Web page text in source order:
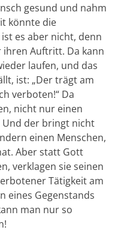
gesund und nahm
könnte die
es aber nicht, denn
ihren Auftritt. Da kann
laufen, und das
ist: „Der trägt am
verbo­ten!“ Da
nicht nur einen
Und der bringt nicht
einen Menschen,
Aber statt Gott
verklagen sie seinen
Tätigkeit am
eines Gegenstands
man nur so